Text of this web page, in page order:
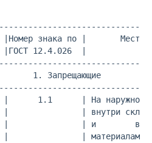
|Номер знака по |
12.4.026  |
1. Запрещающие
|      1.1      | На наружной
|               | внутри
|               | и
| материалами и